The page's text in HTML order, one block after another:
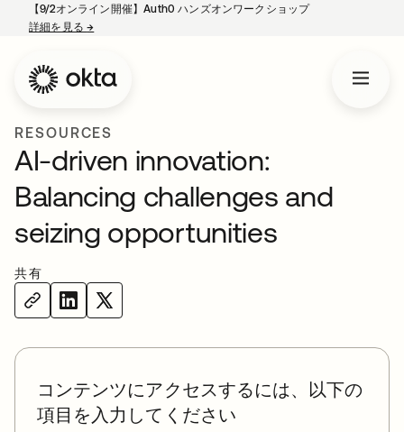
【9/2オンライン開催】Auth0 ハンズオンワークショップ
詳細を見る→
RESOURCES
AI-driven innovation:
Balancing challenges and
seizing opportunities
共有
コンテンツにアクセスするには、以下の
項目を入力してください